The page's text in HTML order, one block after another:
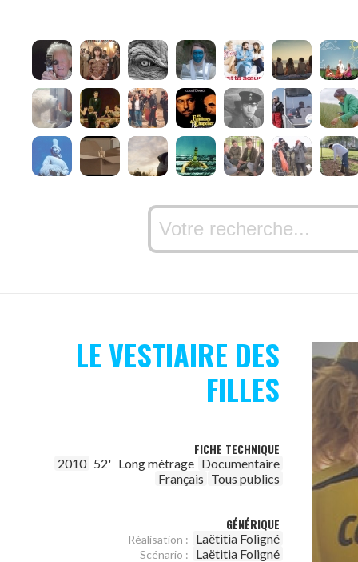
LE VESTIAIRE DES
FILLES
FICHE TECHNIQUE
2010 52' Long métrage Documentaire
Français Tous publics
GÉNÉRIQUE
Réalisation : Laëtitia Foligné
Scénario : Laëtitia Foligné